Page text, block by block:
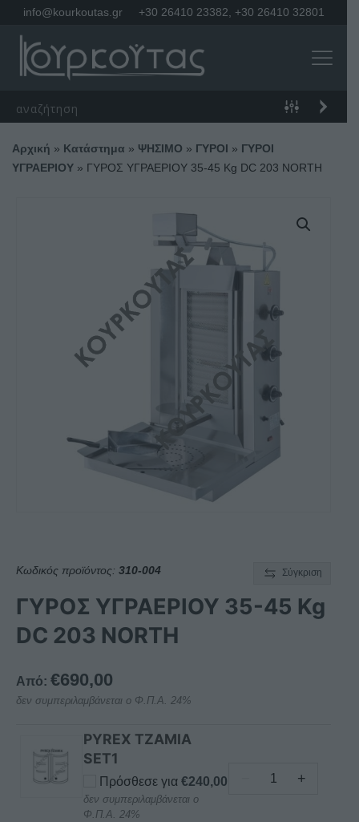
info@kourkoutas.gr +30 26410 23382 +30 26410 32801
Αρχική » Κατάστημα » ΨΗΣΙΜΟ » ΓΥΡΟΙ » ΓΥΡΟΙ
ΥΓΡΑΕΡΙΟΥ » ΓΥΡΟΣ ΥΓΡΑΕΡΙΟΥ 35-45 Kg DC 203 NORTH
Κωδικός προϊόντος: 310-004 Σύγκριση
ΓΥΡΟΣ ΥΓΡΑΕΡΙΟΥ 35-45 Kg
DC 203 NORTH
Από: €690,00
δεν συμπεριλαμβάνεται ο Φ.Π.Α. 24%
PYREX ΤΖΑΜΙΑ
SET1
Πρόσθεσε για €240,00
δεν συμπεριλαμβάνεται ο
Φ.Π.Α. 24%
PYREX
+